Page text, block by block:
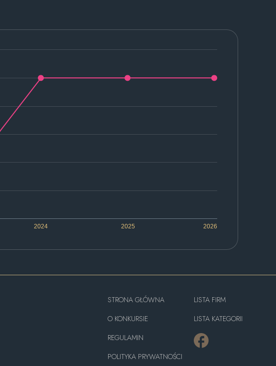
2024 2025 2026
STRONA GŁÓWNA
O KONKURSIE
REGULAMIN
POLITYKA PRYWATNOŚCI
LISTA FIRM
LISTA KATEGORII